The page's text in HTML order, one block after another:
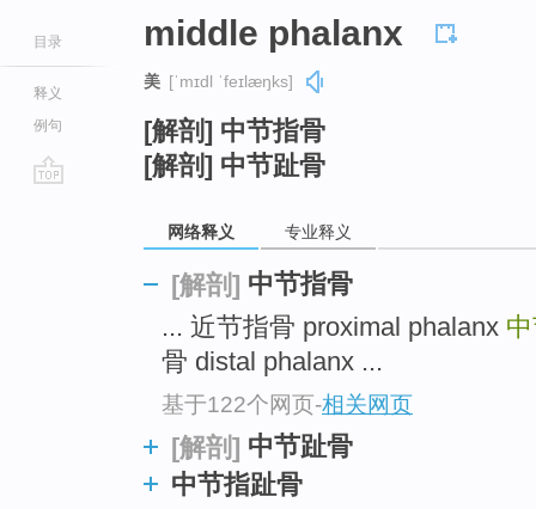
目录
释义
例句
middle phalanx
美 [ˈmɪdl ˈfeɪlæŋks]
[解剖] 中节指骨
[解剖] 中节趾骨
网络释义 专业释义
[解剖] 中节指骨
... 近节指骨 proximal phalanx
骨 distal phalanx ...
基于122个网页-相关网页
[解剖] 中节趾骨
中节指趾骨